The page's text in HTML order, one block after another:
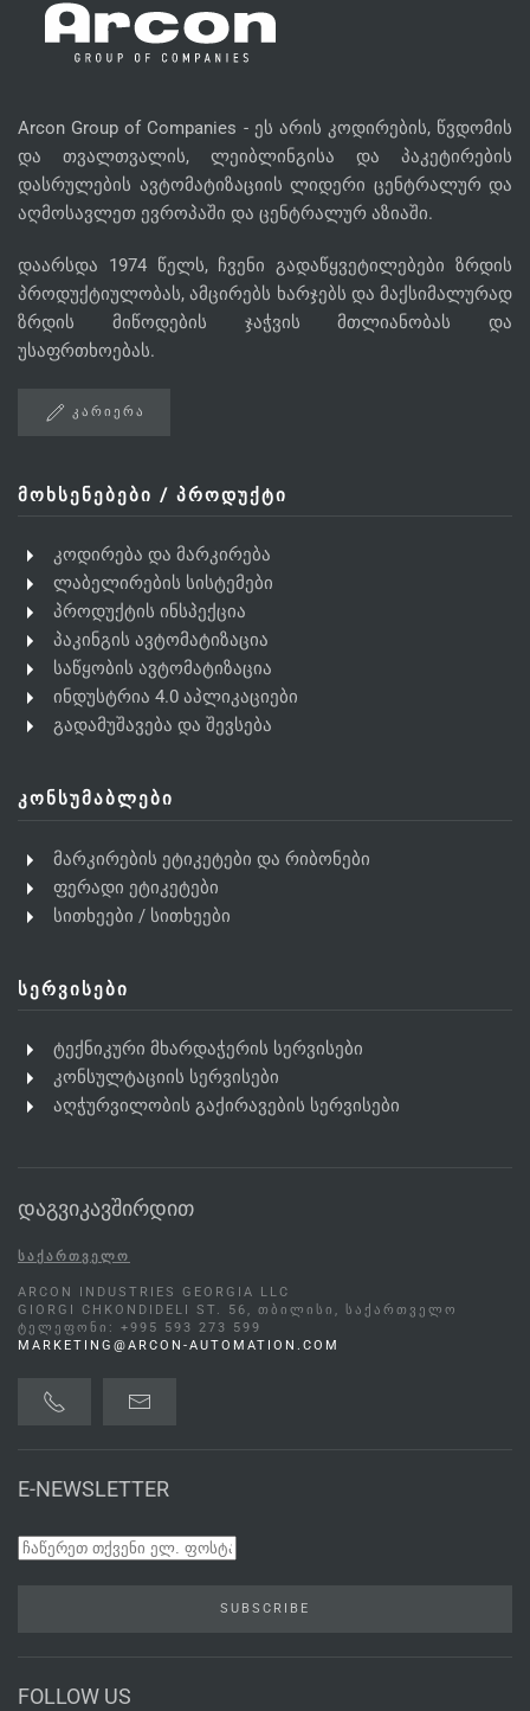
Arcon Group of Companies - ეს არის კოდირების, წვდომის
და თვალთვალის, ლეიბლინგისა და პაკეტირების
დასრულების ავტომატიზაციის ლიდერი ცენტრალურ და
აღმოსავლეთ ევროპაში და ცენტრალურ აზიაში.
დაარსდა 1974 წელს, ჩვენი გადაწყვეტილებები ზრდის
პროდუქტიულობას, ამცირებს ხარჯებს და მაქსიმალურად
ზრდის მიწოდების ჯაჭვის მთლიანობას და
უსაფრთხოებას.
ᲙᲐᲠᲘᲔᲠᲐ
ᲛᲝᲮᲡᲔᲜᲔᲑᲔᲑᲘ / ᲞᲠᲝᲓᲣᲥᲢᲘ
კოდირება და მარკირება
ლაბელირების სისტემები
პროდუქტის ინსპექცია
პაკინგის ავტომატიზაცია
საწყობის ავტომატიზაცია
ინდუსტრია 4.0 აპლიკაციები
გადამუშავება და შევსება
ᲙᲝᲜᲡᲣᲛᲐᲑᲚᲔᲑᲘ
მარკირების ეტიკეტები და რიბონები
ფერადი ეტიკეტები
სითხეები / სითხეები
ᲡᲔᲠᲕᲘᲡᲔᲑᲘ
ტექნიკური მხარდაჭერის სერვისები
კონსულტაციის სერვისები
აღჭურვილობის გაქირავების სერვისები
დაგვიკავშირდით
ᲡᲐᲥᲐᲠᲗᲕᲔᲚᲝ
ARCON INDUSTRIES GEORGIA LLC
GIORGI CHKONDIDELI ST. 56, ᲗᲑᲘᲚᲘᲡᲘ, ᲡᲐᲥᲐᲠᲗᲕᲔᲚᲝ
ᲢᲔᲚᲔᲤᲝᲜᲘ: +995 593 273 599
MARKETING@ARCON-AUTOMATION.COM
E-NEWSLETTER
SUBSCRIBE
FOLLOW US